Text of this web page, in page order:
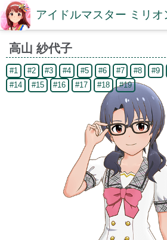
高山 紗代子
#1 #2 #3 #4 #5 #6 #7 #8 #9
#14
#15 #16 #17 #18 #19